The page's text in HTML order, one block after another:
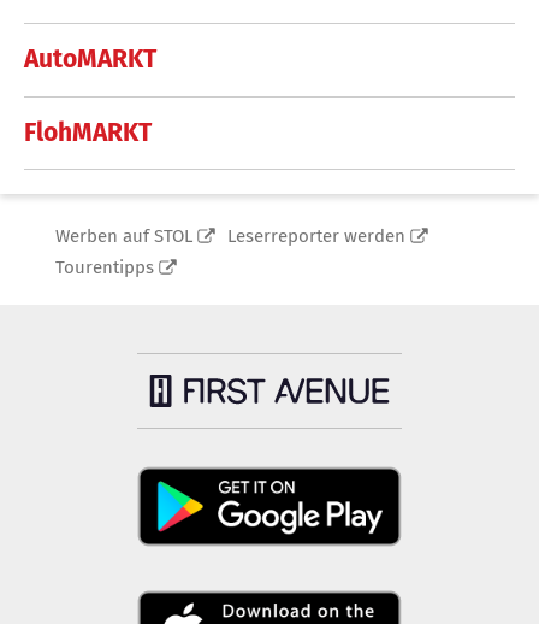
AutoMARKT
FlohMARKT
Werben auf STOL
Leserreporter werden
Tourentipps